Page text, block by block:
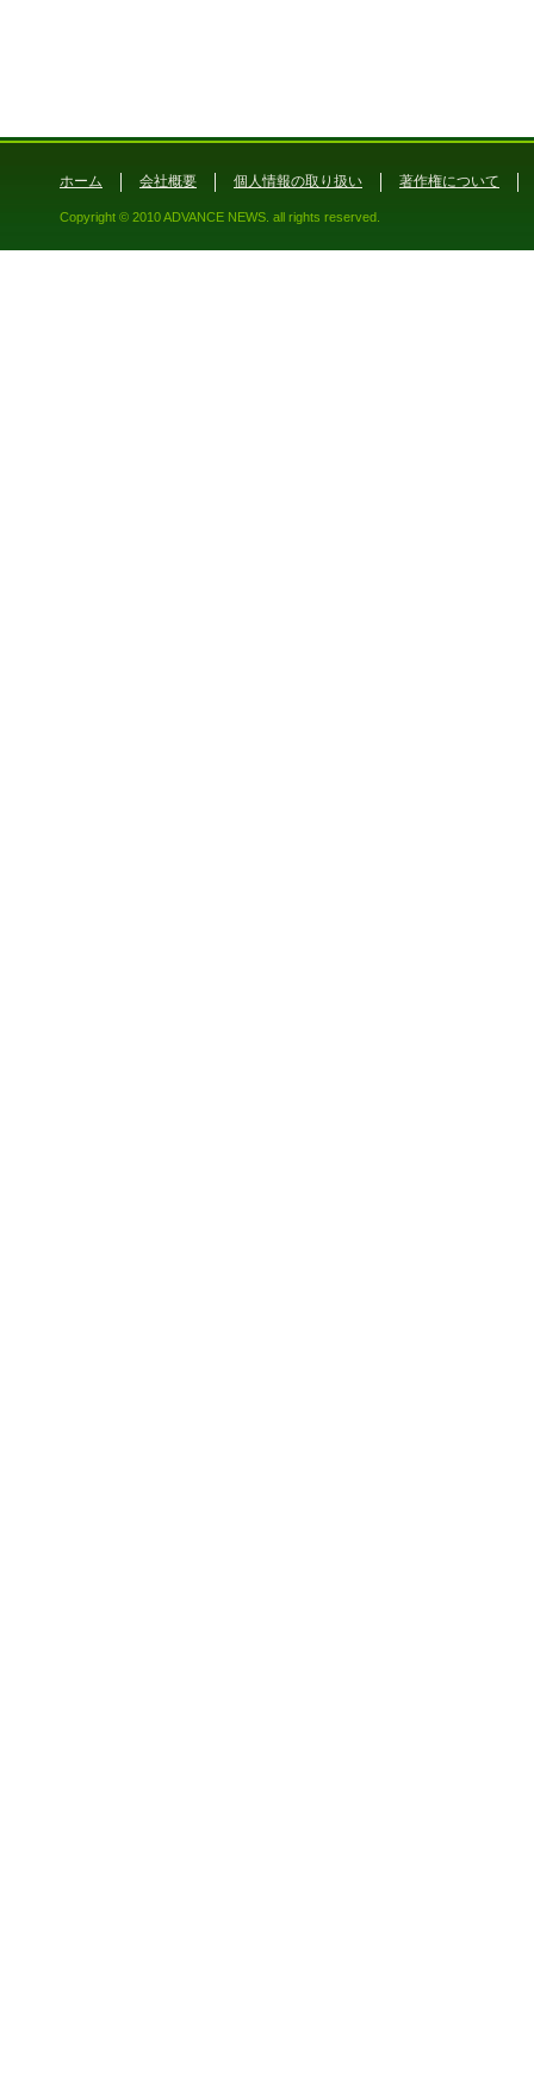
ホーム 会社概要 個人情報の取り扱い 著作権について
Copyright © 2010 ADVANCE NEWS. all rights reserved.